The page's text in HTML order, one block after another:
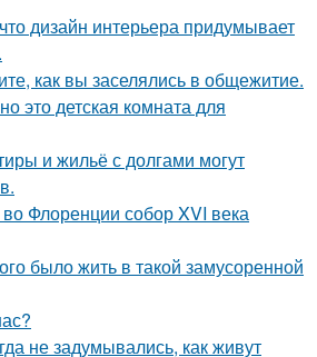
дизайн интерьера придумывает
как вы заселялись в общежитие.
это детская комната для
и жильё с долгами могут
Флоренции собор XVI века
было жить в такой замусоренной
не задумывались, как живут